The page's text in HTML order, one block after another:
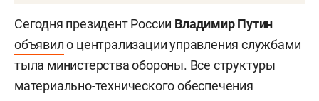
Сегодня президент России Владимир Путин
объявило централизации управления службами
тыла министерства обороны. Все структуры
материально-технического обеспечения